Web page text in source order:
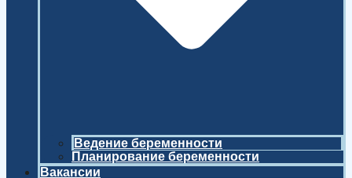
Ведение беременности
Планирование беременности
Вакансии